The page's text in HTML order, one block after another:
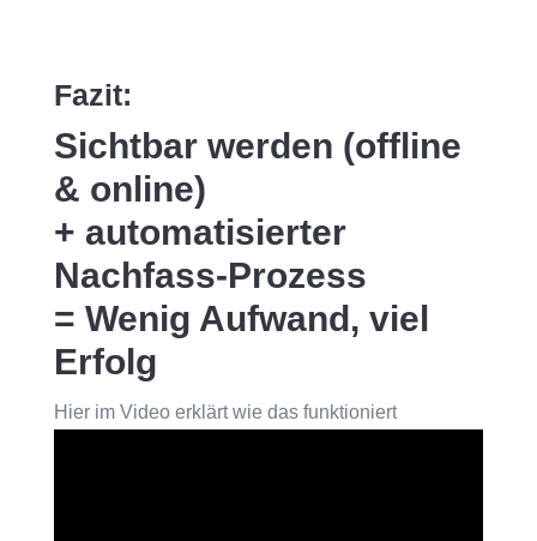
Fazit:
Sichtbar werden (offline
& online)
+ automatisierter
Nachfass-Prozess
= Wenig Aufwand, viel
Erfolg
Hier im Video erklärt wie das funktioniert